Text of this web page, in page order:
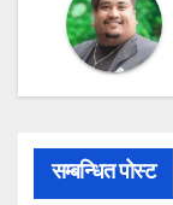
सम्बन्धित पोस्ट